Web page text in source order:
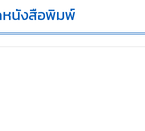
หนังสือพิมพ์